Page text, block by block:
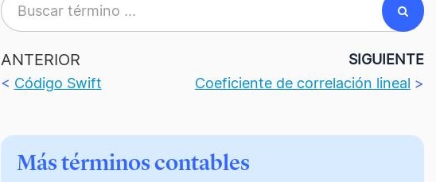
ANTERIOR
< Código Swift
SIGUIENTE
Coeficiente de correlación lineal >
Más términos contables